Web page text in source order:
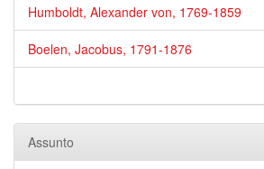
Humboldt, Alexander von, 1769-1859
Boelen, Jacobus, 1791-1876
Assunto